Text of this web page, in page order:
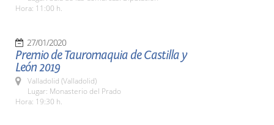
Hora: 11:00 h.
27/01/2020
Premio de Tauromaquia de Castilla y
León 2019
Valladolid (Valladolid)
Lugar: Monasterio del Prado
Hora: 19:30 h.